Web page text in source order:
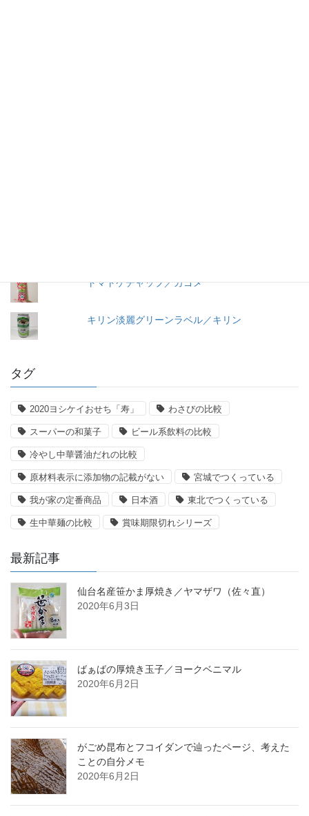
トマトケチャップ／カゴメ
キリン淡麗グリーンラベル／キリン
タグ
2020ヨシケイおせち「寿」 わさびの比較
スーパーの和菓子 ビール系飲料の比較
冷やし中華醤油だれの比較
原材料表示に添加物の記載がない 宮城でつくっている
我が家の定番商品 日本酒 東北でつくっている
生中華麺の比較 賞味期限切れシリーズ
最新記事
仙台名産笹かま厚焼き／ヤマザワ（佐々直）
2020年6月3日
ばぁばの厚焼き玉子／ヨークベニマル
2020年6月2日
がごめ昆布とフコイダンで辿ったページ、考えた
ことの自分メモ
2020年6月2日